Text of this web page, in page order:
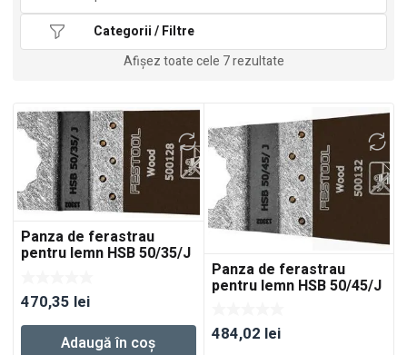
Afișez toate cele 7 rezultate
Categorii / Filtre
Panza de ferastrau
pentru lemn HSB 50/35/J
470,35 lei
Adaugă în coș
Panza de ferastrau
pentru lemn HSB 50/45/J
484,02 lei